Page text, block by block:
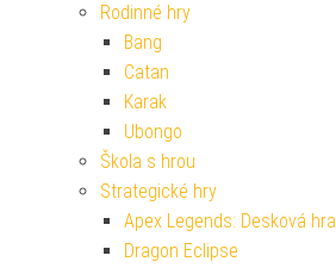
Rodinné hry
Bang
Catan
Karak
Ubongo
Škola s hrou
Strategické hry
Apex Legends: Desková hra
Dragon Eclipse